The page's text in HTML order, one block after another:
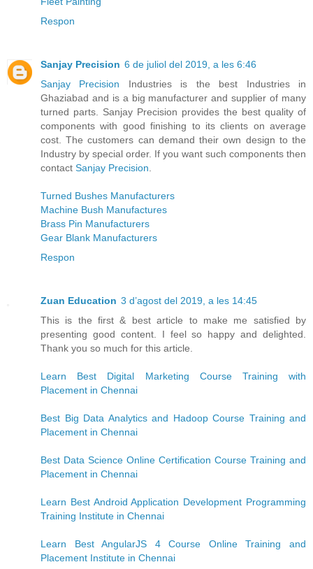
Respon
Sanjay Precision 6 de juliol del 2019, a les 6:46
Sanjay Precision Industries is the best Industries in
Ghaziabad and is a big manufacturer and supplier of many
turned parts. Sanjay Precision provides the best quality of
components with good finishing to its clients on average
cost. The customers can demand their own design to the
Industry by special order. If you want such components then
contact Sanjay Precision.
Turned Bushes Manufacturers
Machine Bush Manufactures
Brass Pin Manufacturers
Gear Blank Manufacturers
Respon
Zuan Education 3 d’agost del 2019, a les 14:45
This is the first & best article to make me satisfied by
presenting good content. I feel so happy and delighted.
Thank you so much for this article.
Learn Best Digital Marketing Course Training with
Placement in Chennai
Best Big Data Analytics and Hadoop Course Training and
Placement in Chennai
Best Data Science Online Certification Course Training and
Placement in Chennai
Learn Best Android Application Development Programming
Training Institute in Chennai
Learn Best AngularJS 4 Course Online Training and
Placement Institute in Chennai